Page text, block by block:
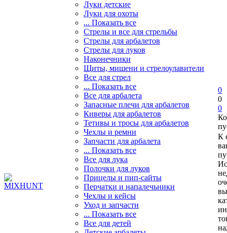
Луки детские
Луки для охоты
... Показать все
Стрелы и все для стрельбы
Стрелы для арбалетов
Стрелы для луков
Наконечники
Щиты, мишени и стрелоулавители
Все для стрел
... Показать все
Все для арбалета
Запасные плечи для арбалетов
Киверы для арбалетов
Тетивы и тросы для арбалетов
Чехлы и ремни
Запчасти для арбалета
... Показать все
Все для лука
Полочки для луков
Прицелы и пип-сайты
Перчатки и напалечьники
Чехлы и кейсы
Уход и запчасти
... Показать все
Все для детей
0
0
0
К